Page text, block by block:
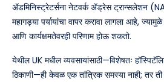
ॲडमिनिस्ट्रेटर्सना नेटवर्क ॲड्रेस ट्रान्सलेशन
महागड्या पर्यायांचा वापर करावा लागला आहे,
आणि कार्यक्षमतेवरही परिणाम होऊ शकतो.
येथील UK मधील व्यवसायांसाठी—विशेषतः
ठिकाणी—ही केवळ एक तांत्रिक समस्या नाही; तर